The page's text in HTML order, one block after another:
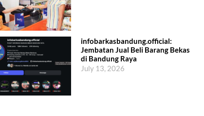
infobarkasbandung.official:
Jembatan Jual Beli Barang Bekas
di Bandung Raya
July 13, 2026